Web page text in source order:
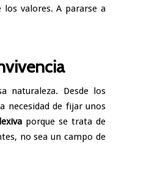
valores. A pararse a
naturaleza. Desde los
necesidad de fijar unos
porque se trata de
no sea un campo de